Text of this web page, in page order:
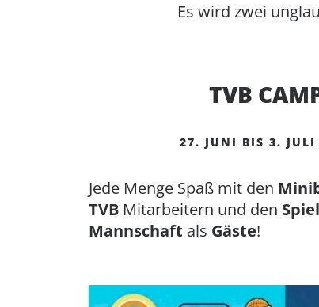
Es wird zwei
TVB
27. JUNI BIS 3. JULI
Jede Menge Spaß mit den
TVB Mitarbeitern und den
Mannschaft als Gäste!